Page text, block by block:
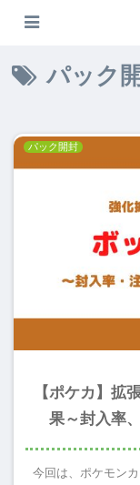
パック
パック開封
【ポケカ】拡
果～封入率
今回は、ポケモン